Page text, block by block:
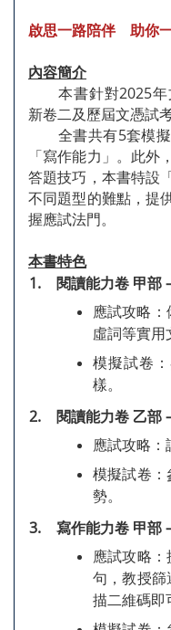
啟思一路陪伴 助你
內容簡介
本書針對2025年
新卷二及歷屆文憑試
全書共有5套模擬
「寫作能力」。此
答題技巧，本書特設
不同題型的難點，提
握應試法門。
本書特色
1.
閱讀能力卷 甲
應試攻略
虛詞等實用
模擬試卷
樣。
2.
閱讀能力卷 乙
應試攻略
模擬試卷
勢。
3.
寫作能力卷 甲
應試攻略
句，教授
描二維碼即